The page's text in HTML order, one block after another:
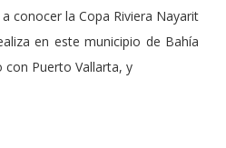
conocer la Copa Riviera Nayarit
en este municipio de Bahía
con Puerto Vallarta, y